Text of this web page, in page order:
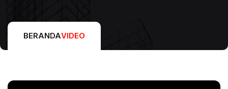
BERANDAVIDEO